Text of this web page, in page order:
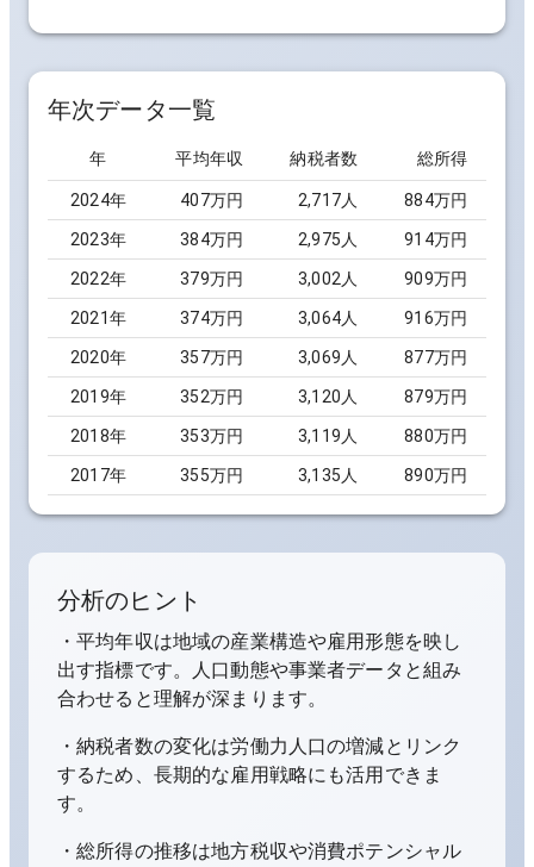
年次データ一覧
年 平均年収 納税者数 総所得
2024年 407万円 2,717人 884万円
2023年 384万円 2,975 人 914万円
2022年 379万円 3,002 人 909万円
2021年 374万円 3,064人 916万円
2020年 357万円 3,069 人 877万円
2019年 352万円 3,120 人 879万円
2018年 353万円 3,119 人 880万円
2017年 355万円 3,135 人 890万円
分析のヒント
・平均年収は地域の産業構造や雇用形態を映し
出す指標です。人口動態や事業者データと組み
合わせると理解が深まります。
・納税者数の変化は労働力人口の増減とリンク
するため、長期的な雇用戦略にも活用できま
す。
・総所得の推移は地方税収や消費ポテンシャル